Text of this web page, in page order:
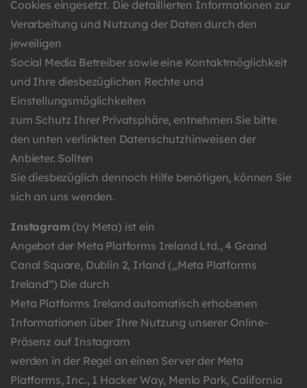
Cookies eingesetzt. Die detaillierten Informationen zur
Verarbeitung und Nutzung der Daten durch den
jeweiligen
Social Media Betreiber sowie eine Kontaktmöglichkeit
und Ihre diesbezüglichen Rechte und
Einstellungsmöglichkeiten
zum Schutz Ihrer Privatsphäre, entnehmen Sie bitte
den unten verlinkten Datenschutzhinweisen der
Anbieter. Sollten
Sie diesbezüglich dennoch Hilfe benötigen, können Sie
sich an uns wenden.
Instagram(by Meta) ist ein
Angebot der Meta Platforms Ireland Ltd., 4 Grand
Canal Square, Dublin 2, Irland („Meta Platforms
Ireland“) Die durch
Meta Platforms Ireland automatisch erhobenen
Informationen über Ihre Nutzung unserer Online-
Präsenz auf Instagram
werden in der Regel an einen Server der Meta
Platforms, Inc., 1 Hacker Way, Menlo Park, California